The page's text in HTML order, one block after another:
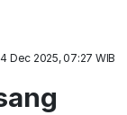
Dec 2025, 07:27 WIB